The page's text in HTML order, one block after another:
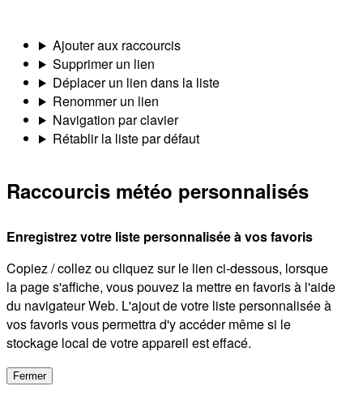
Ajouter aux raccourcis
Supprimer un lien
Déplacer un lien dans la liste
Renommer un lien
Navigation par clavier
Rétablir la liste par défaut
Raccourcis météo personnalisés
Enregistrez votre liste personnalisée à vos favoris
Copiez / collez ou cliquez sur le lien ci-dessous, lorsque
la page s'affiche, vous pouvez la mettre en favoris à l'aide
du navigateur Web. L'ajout de votre liste personnalisée à
vos favoris vous permettra d'y accéder même si le
stockage local de votre appareil est effacé.
Fermer